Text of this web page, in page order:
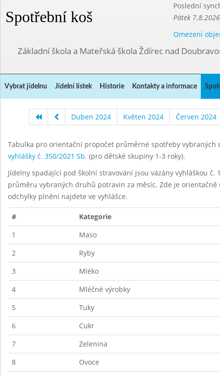
Spotřební koš
Poslední
Pátek
Omezení
Základní škola a Mateřská škola Ždírec nad
Vybrat jídelnu Jídelní lístek Historie Kontakty a informace
Duben 2024 Květen 2024 Červen 2024
Tabulka pro orientační propočet průměrné spotřeby
vyhlášky č. 350/2021 Sb. (pro dětské skupiny 1-3 roky).
Jídelny spadající pod školní stravování jsou vázány vyhláškou
průměru vybraných druhů potravin za měsíc. Zde je
odchylky plnění najdete ve vyhlášce.
#
Kategorie
1
Maso
2
Ryby
3
Mléko
4
Mléčné výrobky
5
Tuky
6
Cukr
7
Zelenina
8
Ovoce